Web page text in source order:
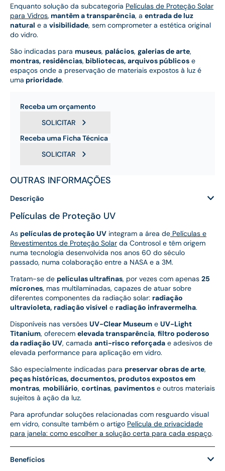
Enquanto solução da subcategoria Películas de Proteção Solar
para Vidros, mantêm a transparência, a entrada de luz
natural e a visibilidade, sem comprometer a estética original
do vidro.
São indicadas para museus, palácios, galerias de arte,
montras, residências, bibliotecas, arquivos públicos e
espaços onde a preservação de materiais expostos à luz é
uma prioridade.
Receba um orçamento
SOLICITAR
Receba uma Ficha Técnica
SOLICITAR
OUTRAS INFORMAÇÕES
Descrição
Películas de Proteção UV
As películas de proteção UV integram a área de Películas e
Revestimentos de Proteção Solar da Controsol e têm origem
numa tecnologia desenvolvida nos anos 60 do século
passado, numa colaboração entre a NASA e a 3M.
Tratam-se de películas ultrafinas, por vezes com apenas 25
mícrones, mas multilaminadas, capazes de atuar sobre
diferentes componentes da radiação solar: radiação
ultravioleta, radiação visível e radiação infravermelha.
Disponíveis nas versões UV-Clear Museum e UV-Light
Titanium, oferecem elevada transparência, filtro poderoso
da radiação UV, camada anti-risco reforçada e adesivos de
elevada performance para aplicação em vidro.
São especialmente indicadas para preservar obras de arte,
peças históricas, documentos, produtos expostos em
montras, mobiliário, cortinas, pavimentos e outros materiais
sujeitos à ação da luz.
Para aprofundar soluções relacionadas com resguardo visual
em vidro, consulte também o artigo Película de privacidade
para janela: como escolher a solução certa para cada espaço.
Benefícios